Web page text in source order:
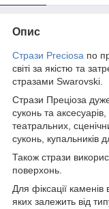
Опис
Стрази Preciosa по
світі за якістю та
стразами Swarovski.
Стрази Преціоза
суконь та
театральних,
суконь, купальників
Також стрази
поверхонь.
Для фіксації каменів
яких залежить від